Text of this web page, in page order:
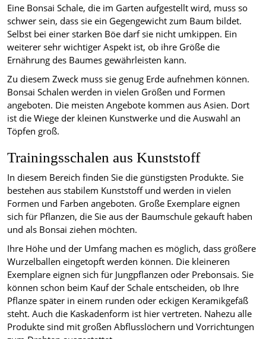
Eine Bonsai Schale, die im Garten aufgestellt wird, muss so
schwer sein, dass sie ein Gegengewicht zum Baum bildet.
Selbst bei einer starken Böe darf sie nicht umkippen. Ein
weiterer sehr wichtiger Aspekt ist, ob ihre Größe die
Ernährung des Baumes gewährleisten kann.
Zu diesem Zweck muss sie genug Erde aufnehmen können.
Bonsai Schalen werden in vielen Größen und Formen
angeboten. Die meisten Angebote kommen aus Asien. Dort
ist die Wiege der kleinen Kunstwerke und die Auswahl an
Töpfen groß.
Trainingsschalen aus Kunststoff
In diesem Bereich finden Sie die günstigsten Produkte. Sie
bestehen aus stabilem Kunststoff und werden in vielen
Formen und Farben angeboten. Große Exemplare eignen
sich für Pflanzen, die Sie aus der Baumschule gekauft haben
und als Bonsai ziehen möchten.
Ihre Höhe und der Umfang machen es möglich, dass größere
Wurzelballen eingetopft werden können. Die kleineren
Exemplare eignen sich für Jungpflanzen oder Prebonsais. Sie
können schon beim Kauf der Schale entscheiden, ob Ihre
Pflanze später in einem runden oder eckigen Keramikgefäß
steht. Auch die Kaskadenform ist hier vertreten. Nahezu alle
Produkte sind mit großen Abflusslöchern und Vorrichtungen